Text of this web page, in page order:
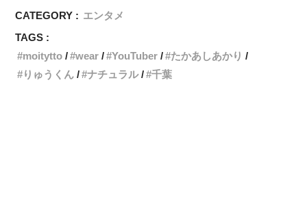
CATEGORY : エンタメ
TAGS :
moitytto
wear YouTuber
たかあしあかり
りゅうくん
ナチュラル 千葉